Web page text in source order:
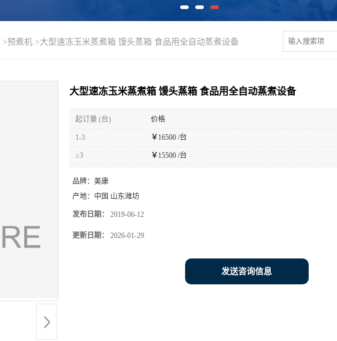
>预煮机 >大型速冻玉米蒸煮箱 馒头蒸箱 食品用全自动蒸煮设备
大型速冻玉米蒸煮箱 馒头蒸箱 食品用全自动蒸煮设备
起订量 (台) 价格
1-3 ￥ 16500 /台
≥3 ￥ 15500 /台
品牌： 美康
产地： 中国 山东潍坊
发布日期： 2019-06-12
更新日期： 2026-01-29
发送咨询信息